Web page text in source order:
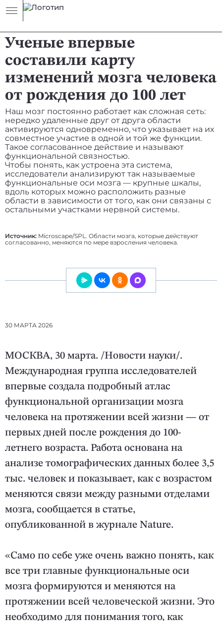
Ученые впервые
составили карту
изменений мозга человека
от рождения до 100 лет
Наш мозг постоянно работает как сложная сеть:
нередко удаленные друг от друга области
активируются одновременно, что указывает на их
совместное участие в одной и той же функции.
Такое согласованное действие и называют
функциональной связностью.
Чтобы понять, как устроена эта система,
исследователи анализируют так называемые
функциональные оси мозга — крупные шкалы,
вдоль которых можно расположить разные
области в зависимости от того, как они связаны с
остальными участками нервной системы.
Источник: Microscape/SPL. Области мозга, которые действуют
согласованно, меняются по мере взросления человека.
30 МАРТА 2026
МОСКВА, 30 марта. /Новости науки/.
Международная группа исследователей
впервые создала подробный атлас
функциональной организации мозга
человека на протяжении всей жизни — от
первых дней после рождения до 100-
летнего возраста. Работа основана на
анализе томографических данных более 3,5
тыс. человек и показывает, как с возрастом
меняются связи между разными отделами
мозга, сообщается в статье,
опубликованной в журнале Nature.
«Само по себе уже очень важно понять, как
все три главные функциональные оси
мозга формируются и меняются на
протяжении всей человеческой жизни. Это
необходимо для понимания того, как